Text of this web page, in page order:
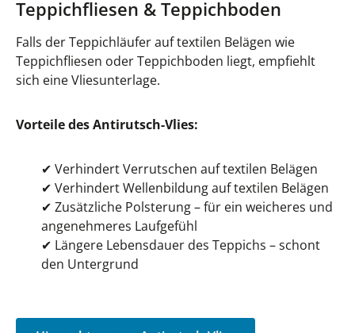
Teppichfliesen & Teppichboden
Falls der Teppichläufer auf textilen Belägen wie
Teppichfliesen oder Teppichboden liegt, empfiehlt
sich eine Vliesunterlage.
Vorteile des Antirutsch-Vlies:
✔ Verhindert Verrutschen auf textilen Belägen
✔ Verhindert Wellenbildung auf textilen Belägen
✔ Zusätzliche Polsterung – für ein weicheres und
angenehmeres Laufgefühl
✔ Längere Lebensdauer des Teppichs – schont
den Untergrund